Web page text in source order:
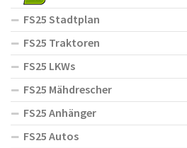
FS25 Stadtplan
FS25 Traktoren
FS25 LKWs
FS25 Mähdrescher
FS25 Anhänger
FS25 Autos